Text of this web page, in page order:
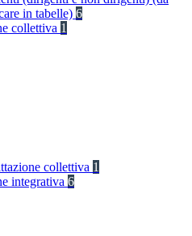
in tabelle) 6
collettiva 1
collettiva 1
integrativa 6